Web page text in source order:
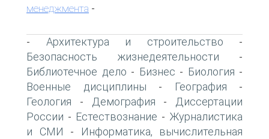
менеджмента -
- Архитектура и строительство -
Безопасность жизнедеятельности -
Библиотечное дело - Бизнес - Биология -
Военные дисциплины - География -
Геология - Демография -
Диссертации
России - Естествознание - Журналистика
и СМИ -
Информатика, вычислительная